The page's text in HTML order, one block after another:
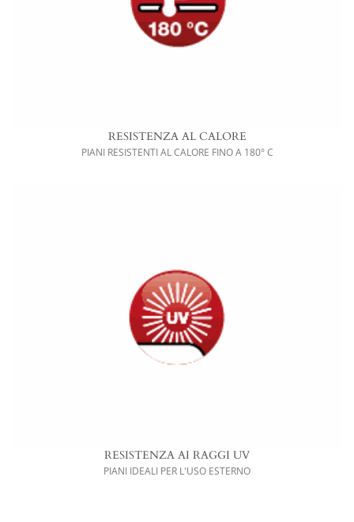
RESISTENZA AL CALORE
PIANI RESISTENTI AL CALORE FINO A 180° C
RESISTENZA AI RAGGI UV
PIANI IDEALI PER L'USO ESTERNO